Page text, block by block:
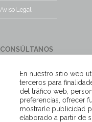
Aviso Legal
CONSÚLTANOS
encantados
Escríbenos
En nuestro sitio web
terceros para
del tráfico web,
preferencias, ofrecer
mostrarle publicidad
elaborado a partir de